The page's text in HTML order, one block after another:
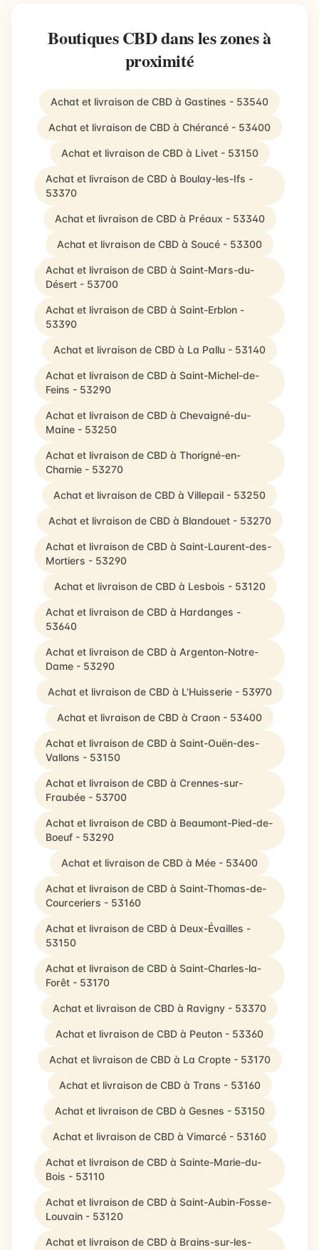
Boutiques CBD dans les zones à
proximité
Achat et livraison de CBD à Gastines - 53540
Achat et livraison de CBD à Chérancé - 53400
Achat et livraison de CBD à Livet - 53150
Achat et livraison de CBD à Boulay-les-Ifs -
53370
Achat et livraison de CBD à Préaux - 53340
Achat et livraison de CBD à Soucé - 53300
Achat et livraison de CBD à Saint-Mars-du-
Désert - 53700
Achat et livraison de CBD à Saint-Erblon -
53390
Achat et livraison de CBD à La Pallu - 53140
Achat et livraison de CBD à Saint-Michel-de-
Feins - 53290
Achat et livraison de CBD à Chevaigné-du-
Maine - 53250
Achat et livraison de CBD à Thorigné-en-
Charnie - 53270
Achat et livraison de CBD à Villepail - 53250
Achat et livraison de CBD à Blandouet - 53270
Achat et livraison de CBD à Saint-Laurent-des-
Mortiers - 53290
Achat et livraison de CBD à Lesbois - 53120
Achat et livraison de CBD à Hardanges -
53640
Achat et livraison de CBD à Argenton-Notre-
Dame - 53290
Achat et livraison de CBD à L'Huisserie - 53970
Achat et livraison de CBD à Craon - 53400
Achat et livraison de CBD à Saint-Ouën-des-
Vallons - 53150
Achat et livraison de CBD à Crennes-sur-
Fraubée - 53700
Achat et livraison de CBD à Beaumont-Pied-de-
Boeuf - 53290
Achat et livraison de CBD à Mée - 53400
Achat et livraison de CBD à Saint-Thomas-de-
Courceriers - 53160
Achat et livraison de CBD à Deux-Évailles -
53150
Achat et livraison de CBD à Saint-Charles-la-
Forêt - 53170
Achat et livraison de CBD à Ravigny - 53370
Achat et livraison de CBD à Peuton - 53360
Achat et livraison de CBD à La Cropte - 53170
Achat et livraison de CBD à Trans - 53160
Achat et livraison de CBD à Gesnes - 53150
Achat et livraison de CBD à Vimarcé - 53160
Achat et livraison de CBD à Sainte-Marie-du-
Bois - 53110
Achat et livraison de CBD à Saint-Aubin-Fosse-
Louvain - 53120
Achat et livraison de CBD à Brains-sur-les-